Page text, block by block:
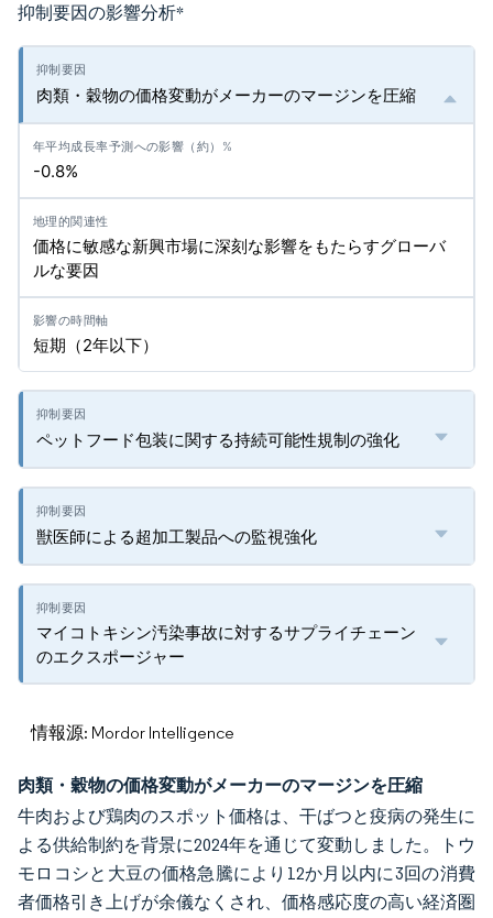
抑制要因の影響分析*
肉類・穀物の価格変動がメーカーのマージンを圧縮
-0.8%
価格に敏感な新興市場に深刻な影響をもたらすグローバ
ルな要因
短期（2年以下）
ペットフード包装に関する持続可能性規制の強化
獣医師による超加工製品への監視強化
マイコトキシン汚染事故に対するサプライチェーン
のエクスポージャー
情報源: Mordor Intelligence
肉類・穀物の価格変動がメーカーのマージンを圧縮
牛肉および鶏肉のスポット価格は、干ばつと疫病の発生に
よる供給制約を背景に2024年を通じて変動しました。トウ
モロコシと大豆の価格急騰により12か月以内に3回の消費
者価格引き上げが余儀なくされ、価格感応度の高い経済圏